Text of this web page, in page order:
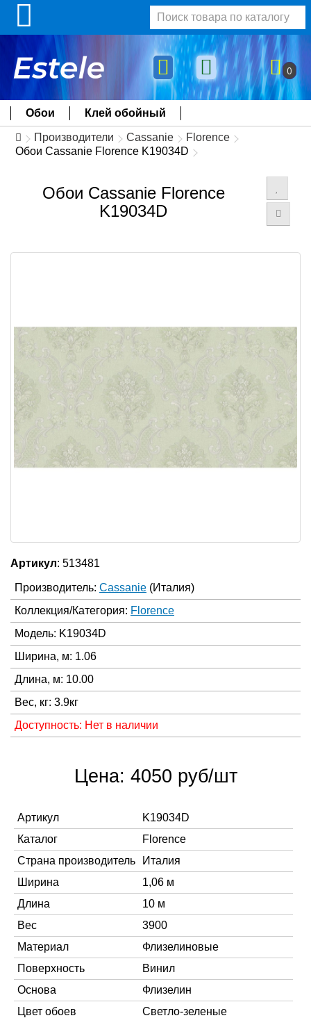
0
Обои Клей обойный
Производители Cassanie
Florence
Обои Cassanie Florence K19034D
Обои Cassanie Florence
K19034D
Артикул: 513481
Производитель: Cassanie (Италия)
Коллекция/Категория: Florence
Модель: K19034D
Ширина, м: 1.06
Длина, м: 10.00
Вес, кг: 3.9кг
Доступность: Нет в наличии
Цена: 4050 руб/шт
Артикул
K19034D
Каталог
Florence
Страна производитель
Италия
Ширина
1,06 м
Длина
10 м
Вес
3900
Материал
Флизелиновые
Поверхность
Винил
Основа
Флизелин
Цвет обоев
Светло-зеленые